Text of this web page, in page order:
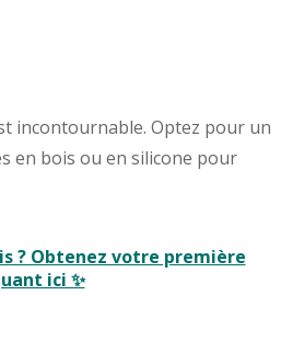
incontournable. Optez pour un
en bois ou en silicone pour
? Obtenez votre première
ici ✨